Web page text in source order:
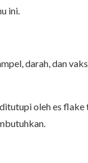
ini.
darah, dan
oleh es